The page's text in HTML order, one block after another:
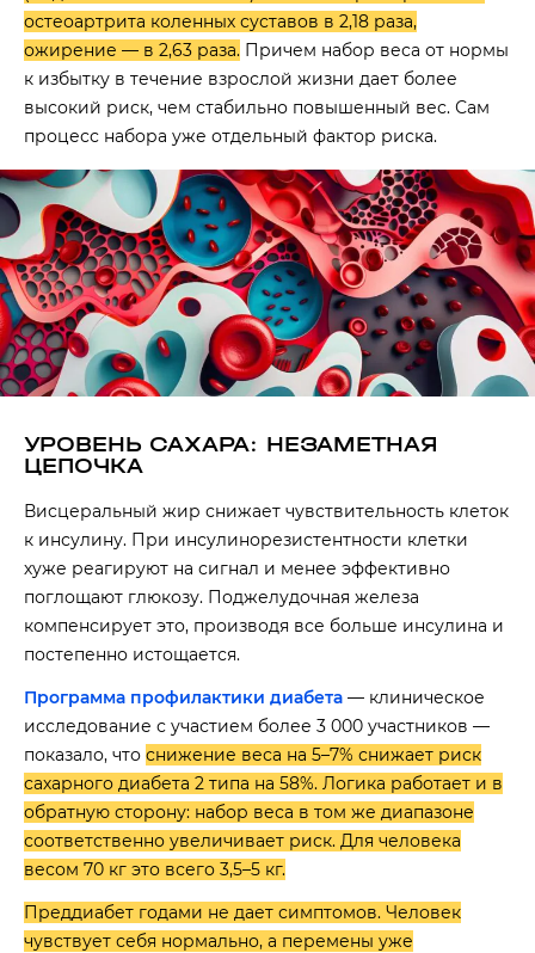
остеоартрита коленных суставов в 2,18 раза,
ожирение — в 2,63 раза. Причем набор веса от нормы
к избытку в течение взрослой жизни дает более
высокий риск, чем стабильно повышенный вес. Сам
процесс набора уже отдельный фактор риска.
УРОВЕНЬ САХАРА: НЕЗАМЕТНАЯ
ЦЕПОЧКА
Висцеральный жир снижает чувствительность клеток
к инсулину. При инсулинорезистентности клетки
хуже реагируют на сигнал и менее эффективно
поглощают глюкозу. Поджелудочная железа
компенсирует это, производя все больше инсулина и
постепенно истощается.
Программа профилактики диабета — клиническое
исследование с участием более 3 000 участников —
показало, что снижение веса на 5–7% снижает риск
сахарного диабета 2 типа на 58%. Логика работает и в
обратную сторону: набор веса в том же диапазоне
соответственно увеличивает риск. Для человека
весом 70 кг это всего 3,5–5 кг.
Преддиабет годами не дает симптомов. Человек
чувствует себя нормально, а перемены уже